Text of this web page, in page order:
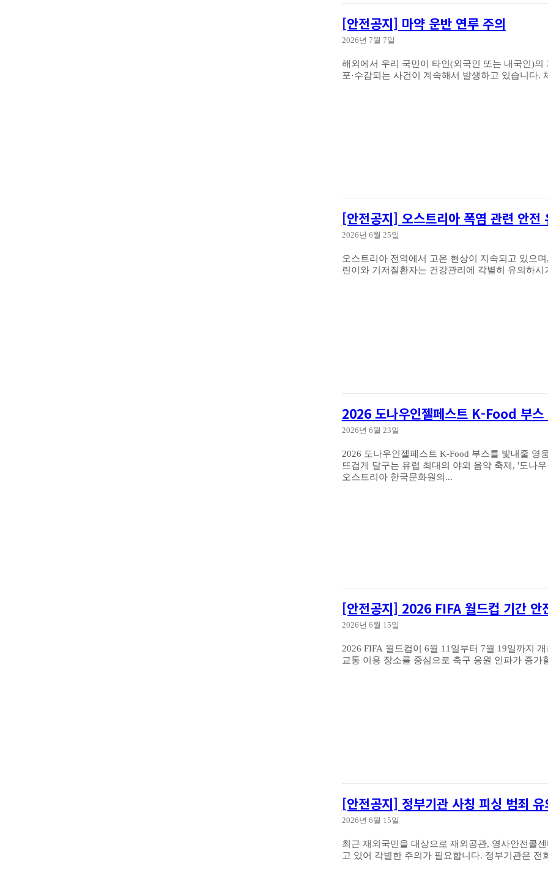
[안전공지] 마약 운반 연루 주의
2026년 7월 7일
해외에서 우리 국민이 타인(외국인 또는 내국인)
[안전공지] 오스트리아 폭염 관련 안전
2026년 6월 25일
오스트리아 전역에서 고온 현상이 지속되고 있으며, 폭염
2026 도나우인젤페스트 K-Food 부스
2026년 6월 23일
2026 도나우인젤페스트 K-Food 부스를 빛내줄 영웅들을 찾습니다! 안녕하세요, 동포
뜨겁게 달구는 유럽 최대의 야외 음악 축제, '도나우인젤
오스트리아 한국문화원의...
[안전공지] 2026 FIFA 월드컵 기간 안
2026년 6월 15일
2026 FIFA 월드컵이 6월 11일부터 7월 19일까지
교통 이용 장소를 중심으로 축구 응원 인파가 증가
[안전공지] 정부기관 사칭 피싱 범죄 유
2026년 6월 15일
최근 재외국민을 대상으로 재외공관, 영사안전콜
고 있어 각별한 주의가